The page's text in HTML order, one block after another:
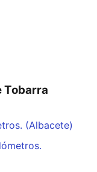
Tobarra
(Albacete)